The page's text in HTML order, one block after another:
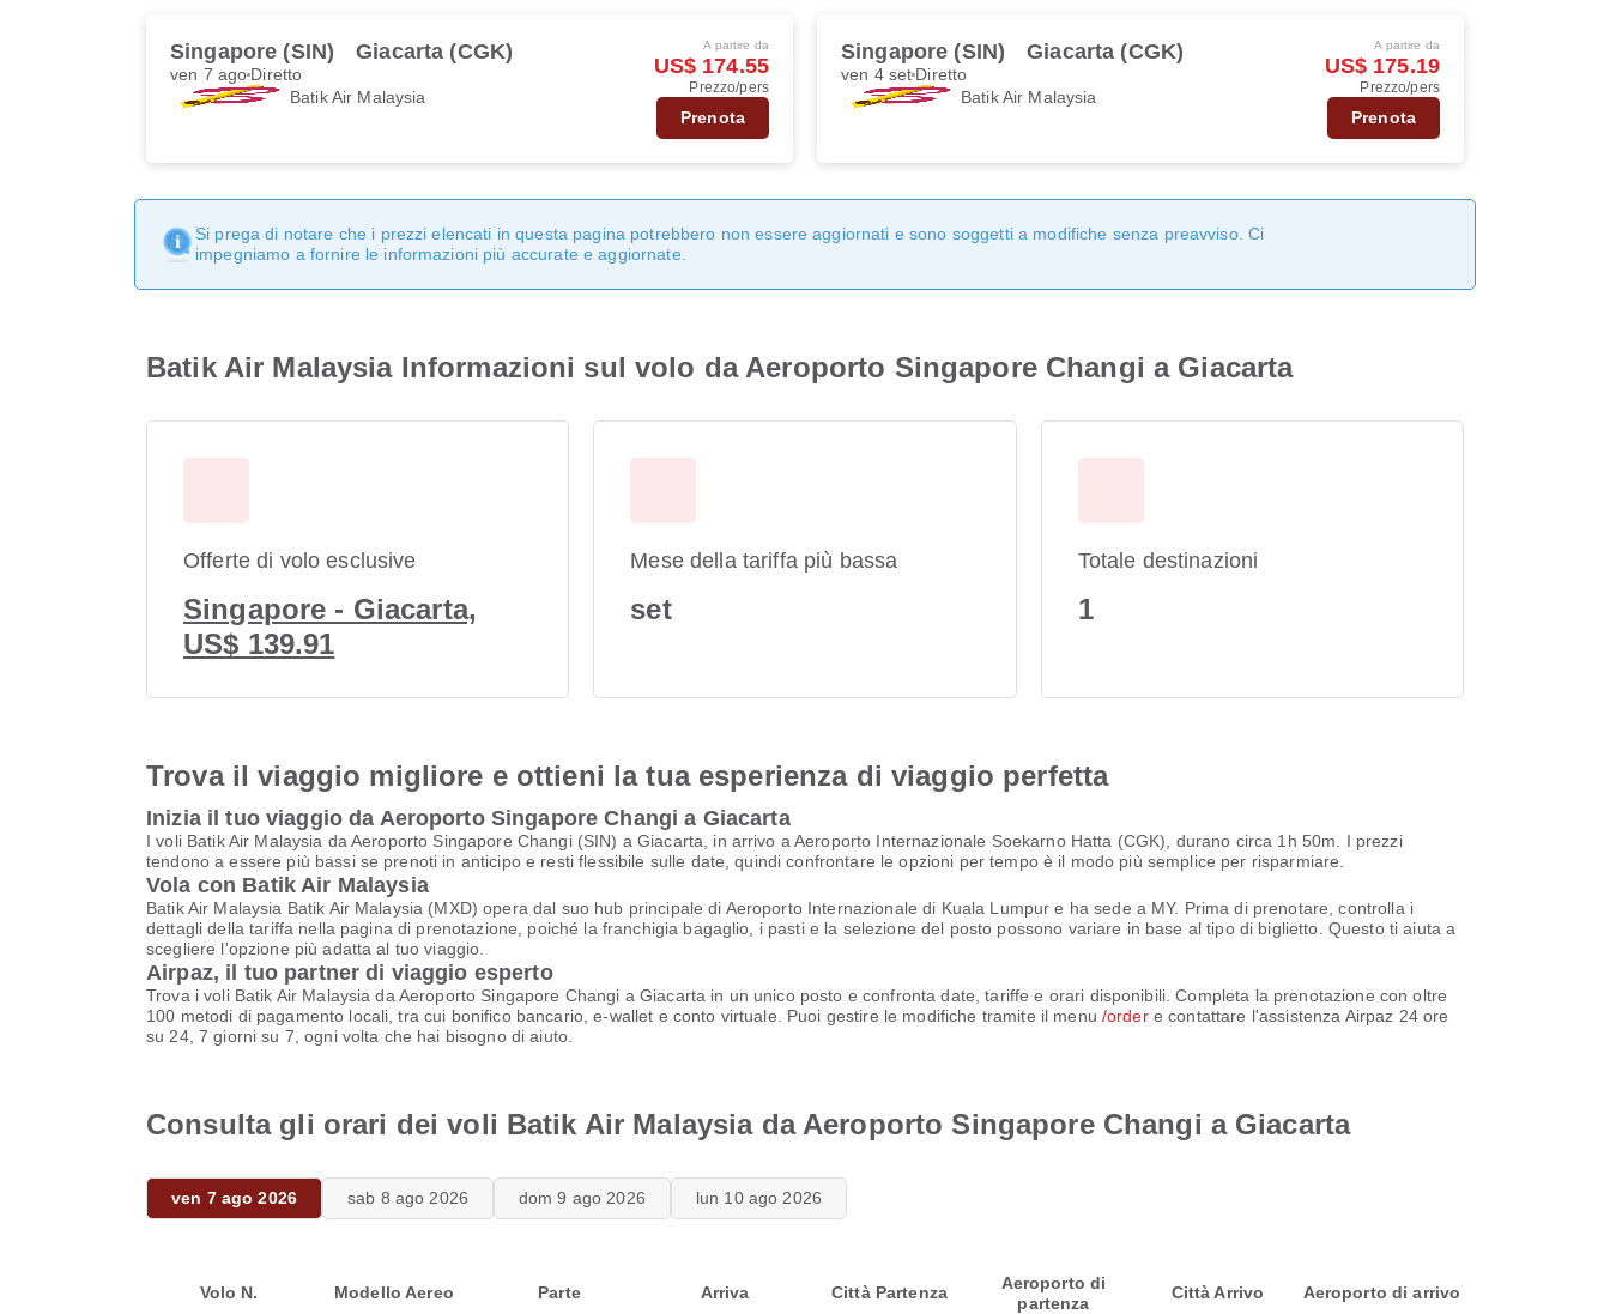
Singapore (SIN) Giacarta (CGK)
ven 7 ago Diretto
Batik Air Malaysia
A partire da
US$ 174.55
Prezzo/pers
Prenota
Singapore (SIN) Giacarta (CGK)
ven 4 set Diretto
Batik Air Malaysia
A partire da
US$ 175.19
Prezzo/pers
Prenota
Si prega di notare che i prezzi elencati in questa pagina potrebbero non essere aggiornati e sono soggetti a modifiche senza preavviso. Ci
impegniamo a fornire le informazioni più accurate e aggiornate.
Batik Air Malaysia Informazioni sul volo da Aeroporto Singapore Changi a Giacarta
Offerte di volo esclusive
Singapore - Giacarta,
US$ 139.91
Mese della tariffa più bassa
set
Totale destinazioni
1
Trova il viaggio migliore e ottieni la tua esperienza di viaggio perfetta
Inizia il tuo viaggio da Aeroporto Singapore Changi a Giacarta
I voli Batik Air Malaysia da Aeroporto Singapore Changi (SIN) a Giacarta, in arrivo a Aeroporto Internazionale Soekarno Hatta (CGK), durano circa 1h 50m. I prezzi
tendono a essere più bassi se prenoti in anticipo e resti flessibile sulle date, quindi confrontare le opzioni per tempo è il modo più semplice per risparmiare.
Vola con Batik Air Malaysia
Batik Air Malaysia Batik Air Malaysia (MXD) opera dal suo hub principale di Aeroporto Internazionale di Kuala Lumpur e ha sede a MY. Prima di prenotare, controlla i
dettagli della tariffa nella pagina di prenotazione, poiché la franchigia bagaglio, i pasti e la selezione del posto possono variare in base al tipo di biglietto. Questo ti aiuta a
scegliere l'opzione più adatta al tuo viaggio.
Airpaz, il tuo partner di viaggio esperto
Trova i voli Batik Air Malaysia da Aeroporto Singapore Changi a Giacarta in un unico posto e confronta date, tariffe e orari disponibili. Completa la prenotazione con oltre
100 metodi di pagamento locali, tra cui bonifico bancario, e-wallet e conto virtuale. Puoi gestire le modifiche tramite il menu /ordere contattare l'assistenza Airpaz 24 ore
su 24, 7 giorni su 7, ogni volta che hai bisogno di aiuto.
Consulta gli orari dei voli Batik Air Malaysia da Aeroporto Singapore Changi a Giacarta
ven 7 ago 2026 sab 8 ago 2026 dom 9 ago 2026 lun 10 ago 2026
Volo N. Modello Aereo Parte Arriva Città Partenza
Aeroporto di
partenza
Città Arrivo Aeroporto di arrivo